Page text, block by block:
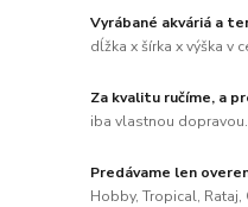
Vyrábané akváriá a
dĺžka x šírka x výška v
Za kvalitu ručíme, a
iba vlastnou dopravou.
Predávame len
Hobby, Tropical, Rataj,